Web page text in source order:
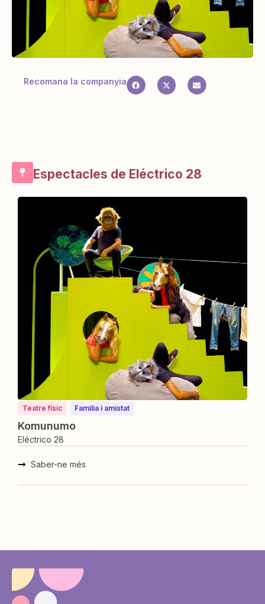
Recomana la companyia
Espectacles de Eléctrico 28
Teatre físic ⁠⁠Familia i amistat
Komunumo
Eléctrico 28
Saber-ne més